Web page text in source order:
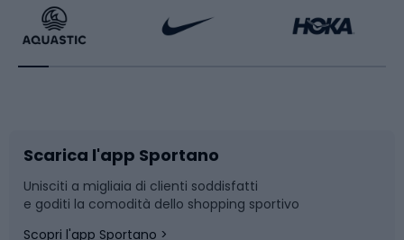
Bikepacking
Bushcraft
Corsa
Sport con le racchette
Slitte e slittini
Snowboard
Scarica l'app Sportano
Unisciti a migliaia di clienti soddisfatti
e goditi la comodità dello shopping sportivo
Scopri l'app Sportano >